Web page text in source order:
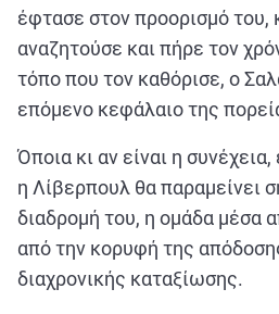
έφτασε στον προορισμό του,
αναζητούσε και πήρε τον
τόπο που τον καθόρισε, ο
επόμενο κεφάλαιο της
Όποια κι αν είναι η
η Λίβερπουλ θα παραμείνει
διαδρομή του, η ομάδα μέσα
από την κορυφή της
διαχρονικής καταξίωσης.